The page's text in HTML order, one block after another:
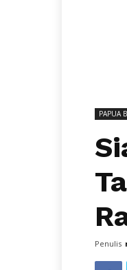
PAPUA
Penulis